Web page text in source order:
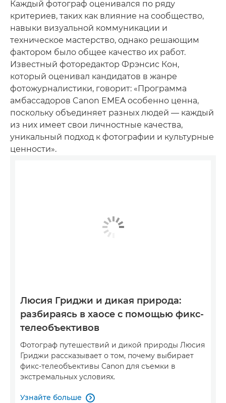
Каждый фотограф оценивался по ряду
критериев, таких как влияние на сообщество,
навыки визуальной коммуникации и
техническое мастерство, однако решающим
фактором было общее качество их работ.
Известный фоторедактор Фрэнсис Кон,
который оценивал кандидатов в жанре
фотожурналистики, говорит: «Программа
амбассадоров Canon EMEA особенно ценна,
поскольку объединяет разных людей — каждый
из них имеет свои личностные качества,
уникальный подход к фотографии и культурные
ценности».
Люсия Гриджи и дикая природа:
разбираясь в хаосе с помощью фикс-
телеобъективов
Фотограф путешествий и дикой природы Люсия
Гриджи рассказывает о том, почему выбирает
фикс-телеобъективы Canon для съемки в
экстремальных условиях.
Узнайте больше 